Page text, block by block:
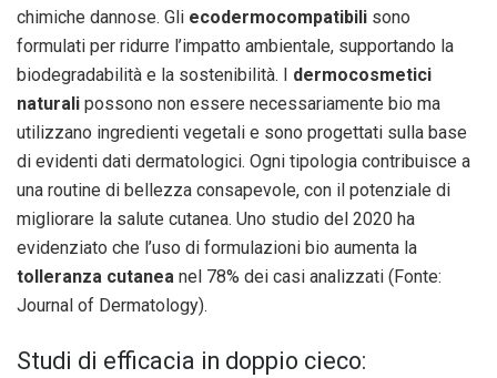
chimiche dannose. Gli ecodermocompatibili sono
formulati per ridurre l’impatto ambientale, supportando la
biodegradabilità e la sostenibilità. I dermocosmetici
naturali possono non essere necessariamente bio ma
utilizzano ingredienti vegetali e sono progettati sulla base
di evidenti dati dermatologici. Ogni tipologia contribuisce a
una routine di bellezza consapevole, con il potenziale di
migliorare la salute cutanea. Uno studio del 2020 ha
evidenziato che l’uso di formulazioni bio aumenta la
tolleranza cutanea nel 78% dei casi analizzati (Fonte:
Journal of Dermatology).
Studi di efficacia in doppio cieco: